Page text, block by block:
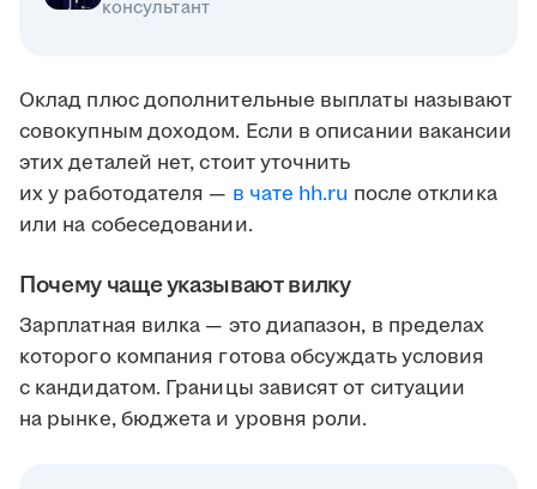
консультант
Оклад плюс дополнительные выплаты называют
совокупным доходом. Если в описании вакансии
этих деталей нет, стоит уточнить
их у работодателя — в чате hh.ru после отклика
или на собеседовании.
Почему чаще указывают вилку
Зарплатная вилка — это диапазон, в пределах
которого компания готова обсуждать условия
с кандидатом. Границы зависят от ситуации
на рынке, бюджета и уровня роли.